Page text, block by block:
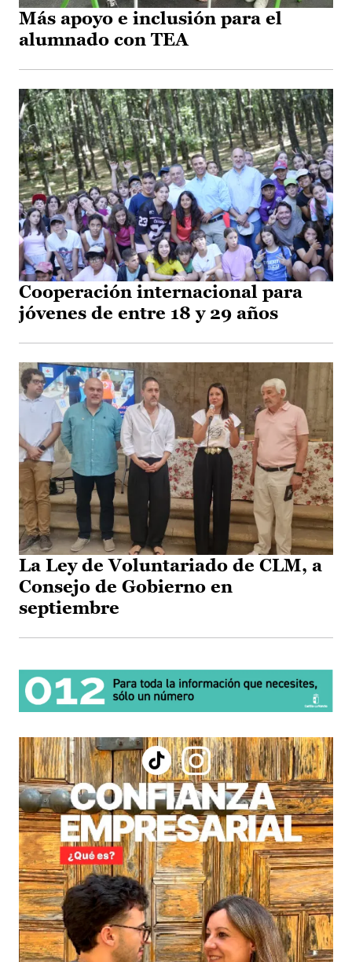
Más apoyo e inclusión para el
alumnado con TEA
Cooperación internacional para
jóvenes de entre 18 y 29 años
La Ley de Voluntariado de CLM, a
Consejo de Gobierno en
septiembre